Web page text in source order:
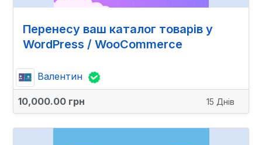
Перенесу ваш каталог товарів у
WordPress / WooCommerce
Валентин
10,000.00 грн 15 Днів